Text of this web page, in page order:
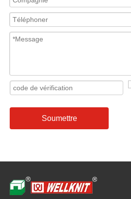
Soumettre